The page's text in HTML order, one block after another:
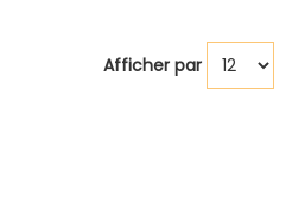
Afficher par